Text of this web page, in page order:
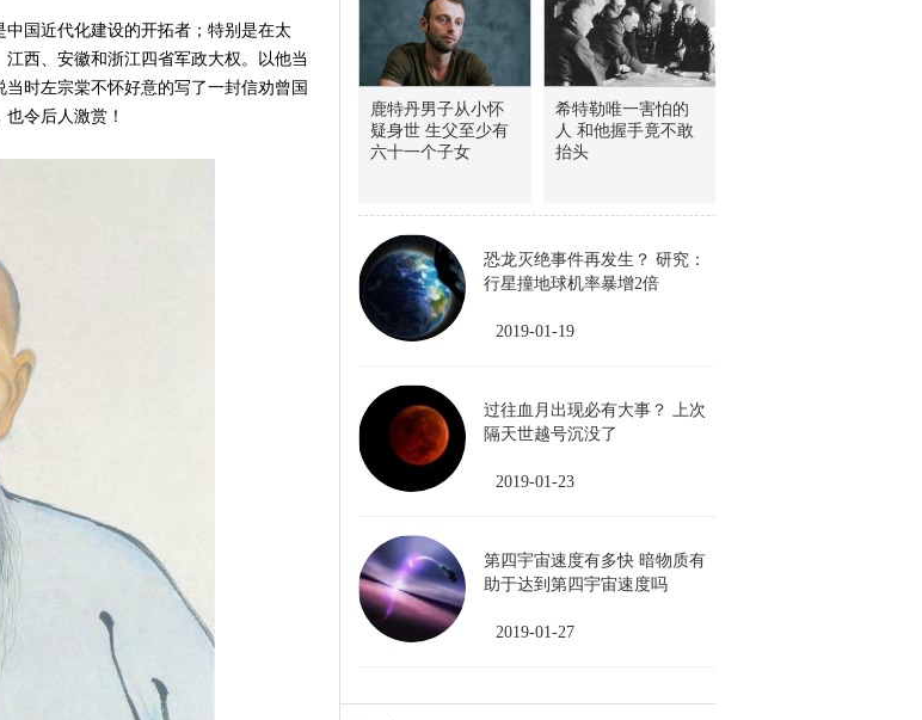
国近代化建设的开拓者；特别是在太
西、安徽和浙江四省军政大权。以他当
时左宗棠不怀好意的写了一封信劝曾国
令后人激赏！
鹿特丹男子从小怀
疑身世 生父至少有
六十一个子女
希特勒唯一害怕的
人 和他握手竟不敢
抬头
恐龙灭绝事件再发生？ 研究：
行星撞地球机率暴增2倍
2019-01-19
过往血月出现必有大事？ 上次
隔天世越号沉没了
2019-01-23
第四宇宙速度有多快 暗物质有
助于达到第四宇宙速度吗
2019-01-27